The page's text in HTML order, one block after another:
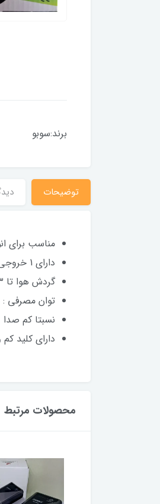
برند:سوبو
توضیحات
مناسب برای
دارای 1 خروجی استیل
گردش هوا تا 3 لیتر در دقیقه
توان مصرفی : 2.5 وات
نسبتا کم صدا
دارای کلید کم
محصولات مرتبط